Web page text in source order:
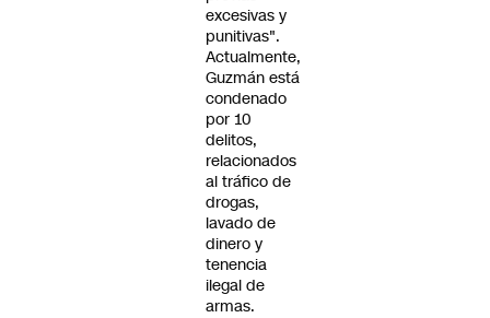
excesivas y
punitivas".
Actualmente,
Guzmán está
condenado
por 10
delitos,
relacionados
al tráfico de
drogas,
lavado de
dinero y
tenencia
ilegal de
armas.